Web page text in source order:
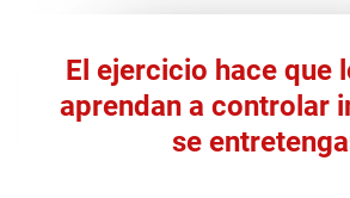
El ejercicio hace que
aprendan a controlar
se